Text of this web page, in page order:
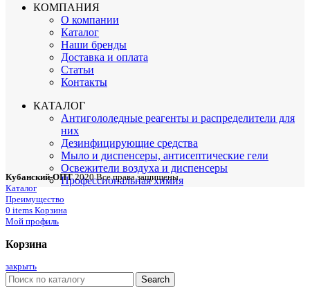
КОМПАНИЯ
О компании
Каталог
Наши бренды
Доставка и оплата
Статьи
Контакты
КАТАЛОГ
Антигололедные реагенты и распределители для
них
Дезинфицирующие средства
Мыло и диспенсеры, антисептические гели
Освежители воздуха и диспенсеры
Профессиональная химия
Кубанский-ОПТ 2020 Все права защищены
Каталог
Преимущество
0 items Корзина
Мой профиль
Корзина
закрыть
Search